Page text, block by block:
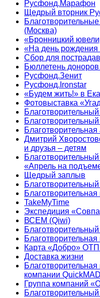
Русфонд.Марафон
Щедрый вторник
(Москва)
«Бронницкий
«На день рождения
Сбор для
Бюллетень доноров
Русфонд.Зенит
Русфонд.Ironstar
«Будем жить!» в
Фотовыставка
Дмитрий
и друзья – детям
«Апрель на
Щедрый заплыв
TakeMyTime
Экспедиция
ВСЕМ (Qiwi)
Карта «Добро» ОТП
Доставка жизни
компании
Группа компаний